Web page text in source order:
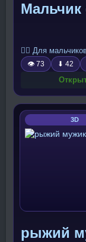
Мальчик
🧍‍♂️ Для
👁 73 ⬇ 42
3D
рыжий